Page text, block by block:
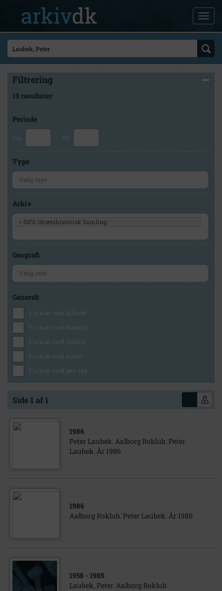
Filtrering
19 resultater
Periode
Fra Til
Type
Arkiv
× SIFA Idrætshistorisk Samling
Geografi
Generelt
Vis kun med billeder
Vis kun med filmklip
Vis kun med lydklip
Vis kun med kilder
Vis kun med geo-tag
Side 1 af 1
1986
Peter Laubek. Aalborg Roklub. Peter
Laubek. År 1986
1986
Aalborg Roklub. Peter Laubek. År 1986
1958 - 1985
Laubek, Peter. Aalborg Roklub